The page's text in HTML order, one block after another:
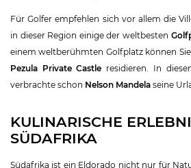
Für Golfer empfehlen sich vor allem die
in dieser Region einige der weltbesten
einem weltberühmten Golfplatz können
Pezula Private Castle residieren. In
verbrachte schon Nelson Mandela seine
KULINARISCHE
SÜDAFRIKA
Südafrika ist ein Eldorado nicht nur für